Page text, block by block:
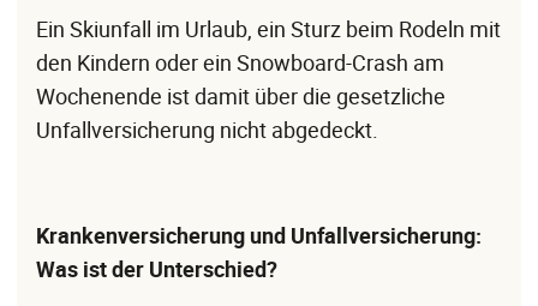
Ein Skiunfall im Urlaub, ein Sturz beim Rodeln mit
den Kindern oder ein Snowboard-Crash am
Wochenende ist damit über die gesetzliche
Unfallversicherung nicht abgedeckt.
Krankenversicherung und Unfallversicherung:
Was ist der Unterschied?